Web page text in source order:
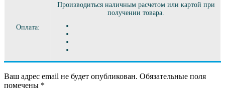
Оплата:
Производиться наличным расчетом или картой при
получении товара.
Ваш адрес email не будет опубликован. Обязательные поля
помечены *